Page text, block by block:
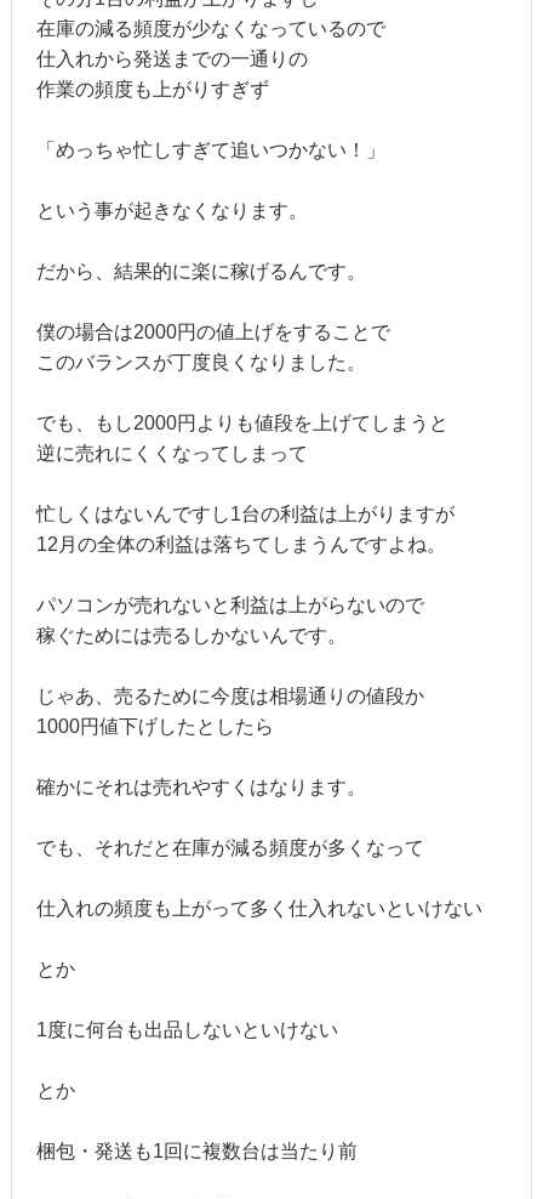
在庫の減る頻度が少なくなっているので
仕入れから発送までの一通りの
作業の頻度も上がりすぎず
「めっちゃ忙しすぎて追いつかない！」
という事が起きなくなります。
だから、結果的に楽に稼げるんです。
僕の場合は2000円の値上げをすることで
このバランスが丁度良くなりました。
でも、もし2000円よりも値段を上げてしまうと
逆に売れにくくなってしまって
忙しくはないんですし1台の利益は上がりますが
12月の全体の利益は落ちてしまうんですよね。
パソコンが売れないと利益は上がらないので
稼ぐためには売るしかないんです。
じゃあ、売るために今度は相場通りの値段か
1000円値下げしたとしたら
確かにそれは売れやすくはなります。
でも、それだと在庫が減る頻度が多くなって
仕入れの頻度も上がって多く仕入れないといけない
とか
1度に何台も出品しないといけない
とか
梱包・発送も1回に複数台は当たり前